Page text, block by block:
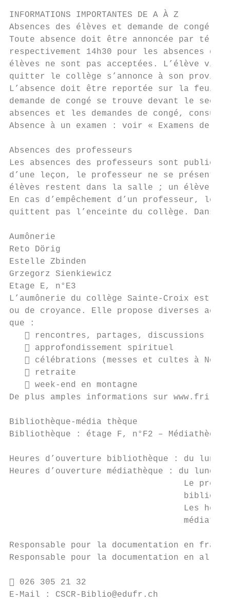
INFORMATIONS IMPORTANTES DE A À Z
Absences des élèves et demande de congé
Toute absence doit être annoncée par
respectivement 14h30 pour les absences
élèves ne sont pas acceptées. L’élève
quitter le collège s’annonce à son
L’absence doit être reportée sur la
demande de congé se trouve devant le
absences et les demandes de congé,
Absence à un examen : voir « Examens de
Absences des professeurs
Les absences des professeurs sont
d’une leçon, le professeur ne se présente
élèves restent dans la salle ; un élève
En cas d’empêchement d’un professeur,
quittent pas l’enceinte du collège.
Aumônerie
Reto Dörig
Estelle Zbinden
Grzegorz Sienkiewicz
Etage E, n°E3
L’aumônerie du collège Sainte-Croix
ou de croyance. Elle propose diverses
que :
    rencontres, partages, discussions
    approfondissement spirituel
 célébrations (messes et cultes à Noël
    retraite
    week-end en montagne
De plus amples informations sur www.fri-
Bibliothèque-média thèque
Bibliothèque : étage F, n°F2 –
Heures d’ouverture bibliothèque : du lundi
Heures d’ouverture médiathèque : du lundi
Le prêt
Les
Responsable pour la documentation en
Responsable pour la documentation en
 026 305 21 32
E-Mail : CSCR-Biblio@edufr.ch